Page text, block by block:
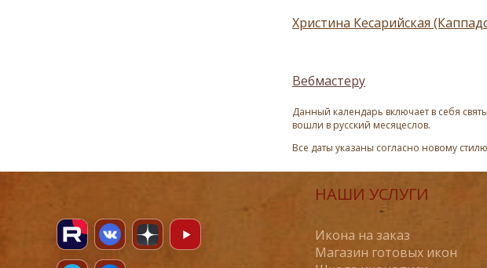
Христина Кесарийская
Вебмастеру
Данный календарь включает в себя
вошли в русский месяцеслов.
Все даты указаны согласно новому
НАШИ УСЛУГИ
Икона на заказ
Магазин готовых икон